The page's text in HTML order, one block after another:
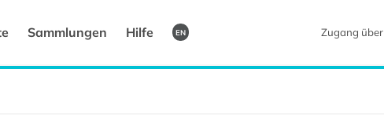
Sammlungen Hilfe EN
Zugang über